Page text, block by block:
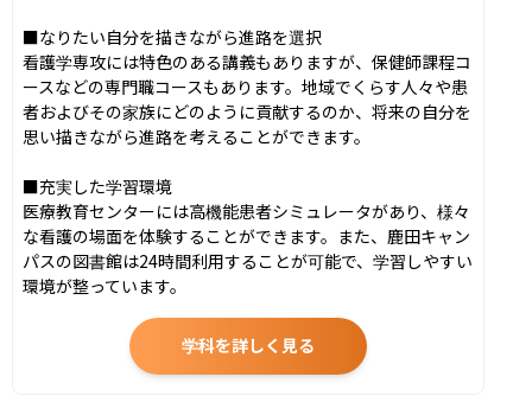
■なりたい自分を描きながら進路を選択
看護学専攻には特色のある講義もありますが、保健師課程コ
ースなどの専門職コースもあります。地域でくらす人々や患
者およびその家族にどのように貢献するのか、将来の自分を
思い描きながら進路を考えることができます。
■充実した学習環境
医療教育センターには高機能患者シミュレータがあり、様々
な看護の場面を体験することができます。また、鹿田キャン
パスの図書館は24時間利用することが可能で、学習しやすい
環境が整っています。
学科を詳しく見る